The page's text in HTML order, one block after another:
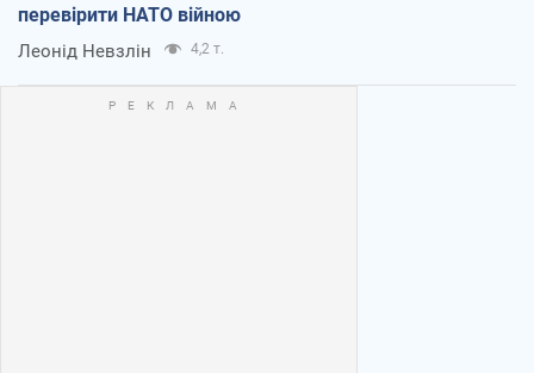
перевірити НАТО війною
Леонід Невзлін 4,2 т.